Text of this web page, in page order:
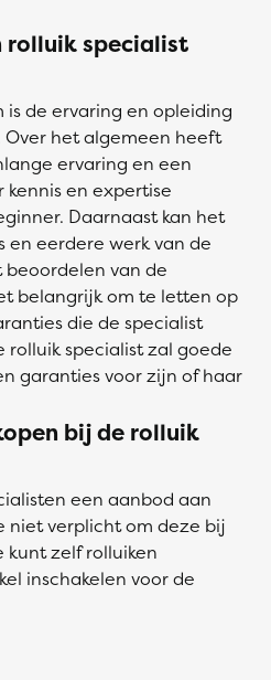
rolluik specialist
de ervaring en opleiding
Over het algemeen heeft
ervaring en een
en expertise
Daarnaast kan het
en eerdere werk van de
van de
belangrijk om te letten op
die de specialist
rolluik specialist zal goede
garanties voor zijn of haar
bij de rolluik
een aanbod aan
niet verplicht om deze bij
kunt zelf rolluiken
inschakelen voor de